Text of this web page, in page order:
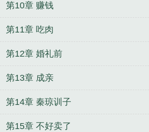
第10章 赚钱
第11章 吃肉
第12章 婚礼前
第13章 成亲
第14章 秦琼训子
第15章 不好卖了